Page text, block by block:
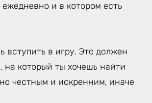
и в котором есть
вступить в игру. Это должен
на который ты хочешь найти
честным и искренним, иначе